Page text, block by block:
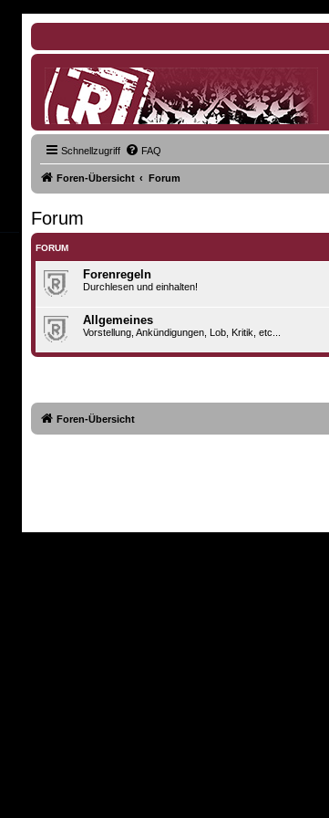
Schnellzugriff FAQ
Foren-Übersicht Forum
Forum
FORUM
Forenregeln
Durchlesen und einhalten!
Allgemeines
Vorstellung, Ankündigungen, Lob, Kritik, etc...
Foren-Übersicht